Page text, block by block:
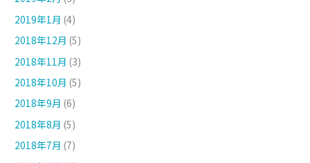
2019年1月 (4)
2018年12月 (5)
2018年11月 (3)
2018年10月 (5)
2018年9月 (6)
2018年8月 (5)
2018年7月 (7)